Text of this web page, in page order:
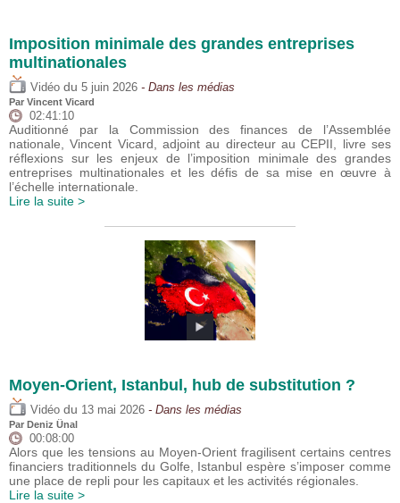
Imposition minimale des grandes entreprises
multinationales
Vidéo du 5 juin 2026 - Dans les médias
Par Vincent Vicard
02:41:10
Auditionné par la Commission des finances de l’Assemblée
nationale, Vincent Vicard, adjoint au directeur au CEPII, livre ses
réflexions sur les enjeux de l’imposition minimale des grandes
entreprises multinationales et les défis de sa mise en œuvre à
l’échelle internationale.
Lire la suite >
Moyen-Orient, Istanbul, hub de substitution ?
Vidéo du 13 mai 2026 - Dans les médias
Par Deniz Ünal
00:08:00
Alors que les tensions au Moyen-Orient fragilisent certains centres
financiers traditionnels du Golfe, Istanbul espère s’imposer comme
une place de repli pour les capitaux et les activités régionales.
Lire la suite >